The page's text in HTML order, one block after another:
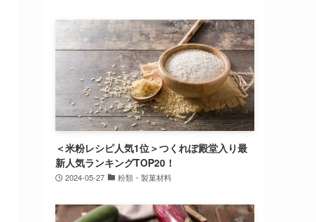
＜米粉レシピ人気1位＞つくれぽ殿堂入り最
新人気ランキングTOP20！
2024-05-27 粉類・製菓材料